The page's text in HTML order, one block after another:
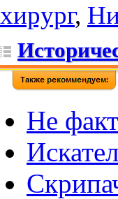
хирург,
Не